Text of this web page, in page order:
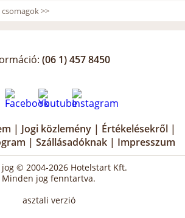
>>
(06 1) 457 8450
| Jogi közlemény | Értékelésekről |
| Szállásadóknak | Impresszum
jog © 2004-2026 Hotelstart Kft.
Minden jog fenntartva.
asztali verzió